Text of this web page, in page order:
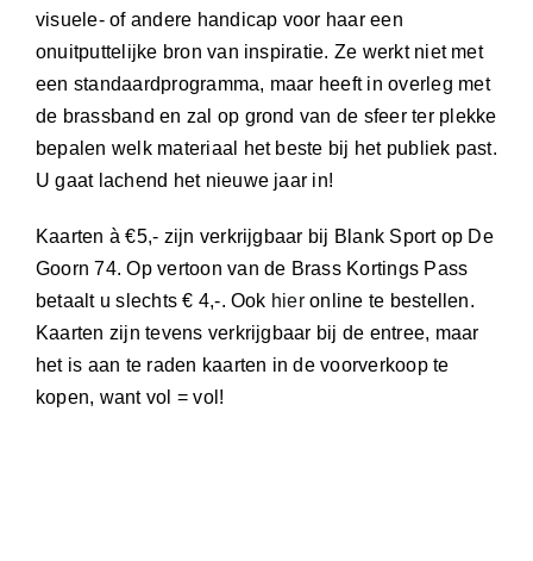
visuele- of andere handicap voor haar een
onuitputtelijke bron van inspiratie. Ze werkt niet met
een standaardprogramma, maar heeft in overleg met
de brassband en zal op grond van de sfeer ter plekke
bepalen welk materiaal het beste bij het publiek past.
U gaat lachend het nieuwe jaar in!
Kaarten à €5,- zijn verkrijgbaar bij Blank Sport op De
Goorn 74. Op vertoon van de Brass Kortings Pass
betaalt u slechts € 4,-. Ook hieronline te bestellen.
Kaarten zijn tevens verkrijgbaar bij de entree, maar
het is aan te raden kaarten in de voorverkoop te
kopen, want vol = vol!